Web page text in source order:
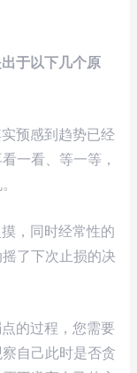
于以下几个原
预感到趋势已经
一看、等一等，
，同时经常性的
了下次止损的决
的过程，您需要
自己此时是否贪